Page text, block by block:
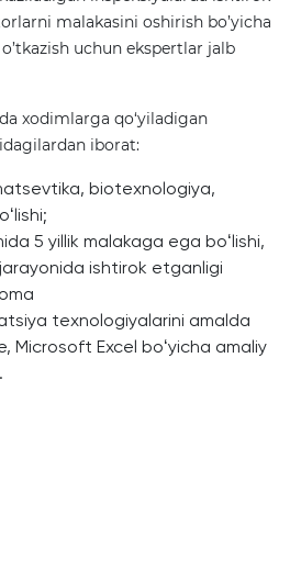
malakasini oshirish bo’yicha
uchun ekspertlar jalb
qo‘yiladigan
iborat:
biotexnologiya,
5 yillik malakaga ega boʻlishi,
ishtirok etganligi
texnologiyalarini amalda
Microsoft Excel boʻyicha amaliy